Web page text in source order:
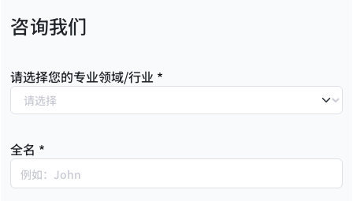
咨询我们
请选择您的专业领域/行业
全名